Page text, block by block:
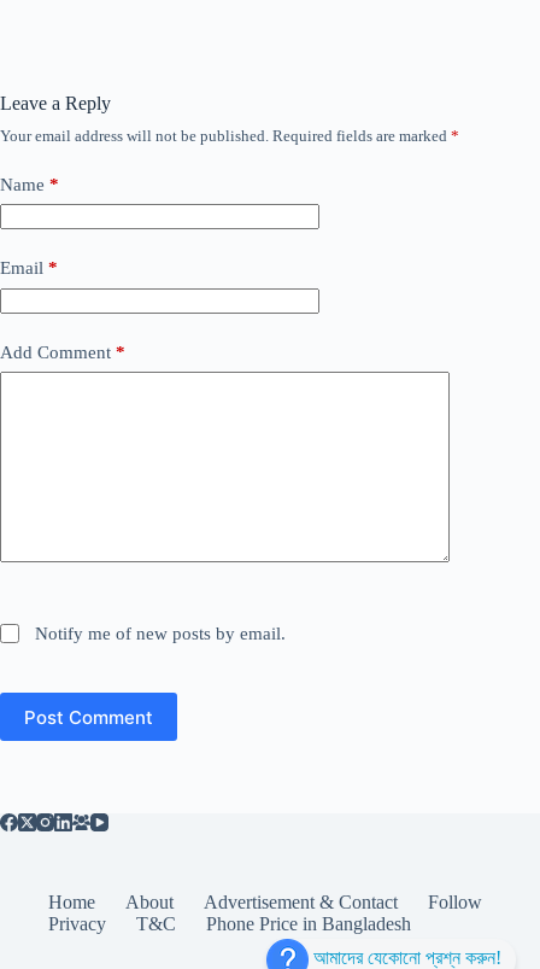
Leave a Reply
Your email address will not be published. Required fields are marked *
Name *
Email *
Add Comment *
Notify me of new posts by email.
Post Comment
Home About Advertisement & Contact
Follow
Privacy
T&C
Phone Price in Bangladesh
আমাদের যেকোনো প্রশ্ন করুন!